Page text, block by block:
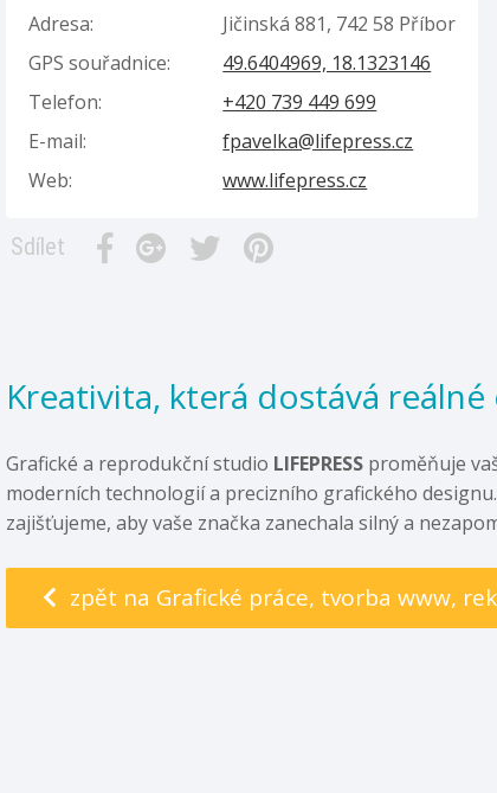
Adresa:
Jičinská 881, 742 58 Příbor
GPS souřadnice:
49.6404969, 18.1323146
Telefon:
+420 739 449 699
E-mail:
fpavelka@lifepress.cz
Web:
www.lifepress.cz
Sdílet
Kreativita, která dostává reálné
Grafické a reprodukční studio LIFEPRESS proměňuje
moderních technologií a precizního grafického
zajišťujeme, aby vaše značka zanechala silný a
zpět na Grafické práce, tvorba www,